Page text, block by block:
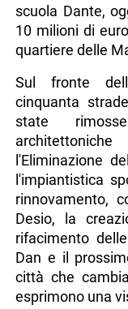
scuola Dante,
10 milioni di
quartiere delle
Sul fronte
cinquanta
state
l'Eliminazione
l'impiantistica
rinnovamento,
Desio, la
rifacimento
Dan e il
città che
esprimono una